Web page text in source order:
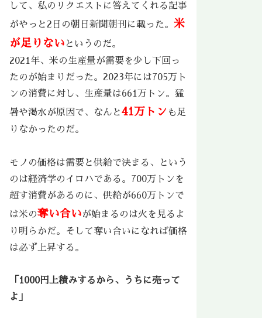
して、私のリクエストに答えてくれる記事
がやっと2日の朝日新聞朝刊に載った。 米
が足りない というのだ。
2021年、米の生産量が需要を少し下回っ
たのが始まりだった。2023年には705万ト
ンの消費に対し、生産量は661万トン。猛
暑や渇水が原因で、なんと41万トン も足
りなかったのだ。
モノの価格は需要と供給で決まる、という
のは経済学のイロハである。700万トンを
超す消費があるのに、供給が660万トンで
は米の奪い合いが始まるのは火を見るよ
り明らかだ。そして奪い合いになれば価格
は必ず上昇する。
「1000円上積みするから、うちに売って
よ」